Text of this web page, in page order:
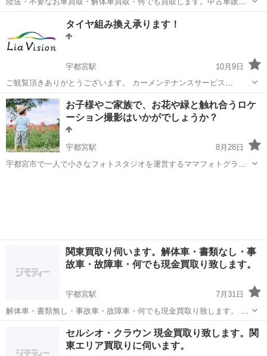
売・オークション何でもご相談下さい。 解体車大歓迎です！！ 書類無
しも買取可能です！！ 陸送も関東エリア見積り可能です！！ 中古車販
売もしております！！...
宇都宮市 宇都宮駅 その他
タイヤ組み換え承ります！
宇都宮駅
10月9日
ご観覧頂きありがとうございます。 カーメンテナンスサービス
LiaVisionです。 タイヤ組み換え承ります♪ 当店でタイヤ注文のお客様
タイヤ組み換え一本1000円 バランス込 廃タイヤ処理一本330...
栃木 宇都宮市 宇都宮駅 その他 タイヤ
お子様やご家族で、お花や緑と触れ合うロケ
ーション撮影はいかがでしょうか？
宇都宮駅
8月28日
宇都宮市で一人で小さなフォトスタジオを運営するママフォトグラフ
関東買取り伺います。解体車・書類なし・事
故車・故障車・何でも現金買取り致します。
宇都宮駅
7月31日
解体車・書類無し・事故車・故障車・何でも現金買取り致します。 関
東エリア買取りに伺います。 トヨタ車大歓迎です❕❕ その他メーカーも
大歓迎です❕❕ 問い合わせお待ちしております。 抹消・手続き・引取...
宇都宮駅 その他 事故
セルシオ・クラウン 現金買取り致します。関
東エリア買取りに伺います。